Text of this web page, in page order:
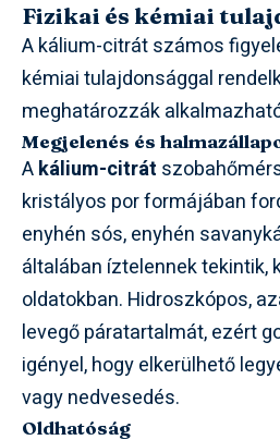
Fizikai és kémiai
A kálium-citrát számos
kémiai tulajdonsággal
meghatározzák
Megjelenés és
Akálium-citrát
kristályos por formájában
enyhén sós, enyhén
általában íztelennek tekintik,
oldatokban. Hidroszkópos,
levegő páratartalmát, ezért
igényel, hogy elkerülhető
vagy nedvesedés.
Oldhatóság